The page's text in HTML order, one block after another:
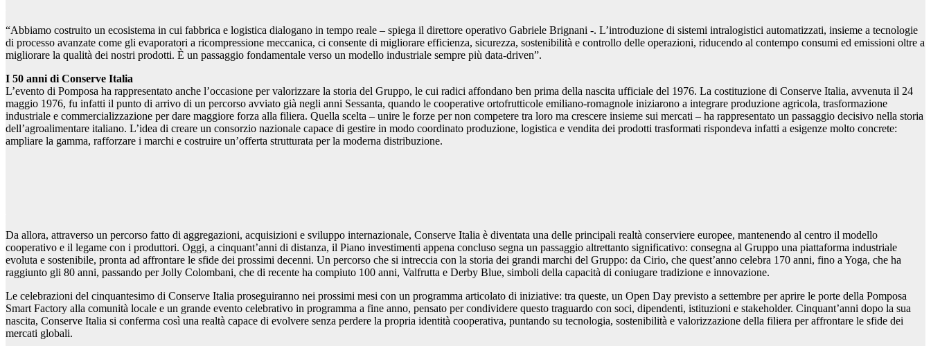
“Abbiamo costruito un ecosistema in cui fabbrica e logistica dialogano in tempo reale – spiega il direttore operativo Gabriele Brignani -. L’introduzione di sistemi intralogistici automatizzati, insieme a tecnologie
di processo avanzate come gli evaporatori a ricompressione meccanica, ci consente di migliorare efficienza, sicurezza, sostenibilità e controllo delle operazioni, riducendo al contempo consumi ed emissioni oltre a
migliorare la qualità dei nostri prodotti. È un passaggio fondamentale verso un modello industriale sempre più data-driven”.
I 50 anni di Conserve Italia
L’evento di Pomposa ha rappresentato anche l’occasione per valorizzare la storia del Gruppo, le cui radici affondano ben prima della nascita ufficiale del 1976. La costituzione di Conserve Italia, avvenuta il 24
maggio 1976, fu infatti il punto di arrivo di un percorso avviato già negli anni Sessanta, quando le cooperative ortofrutticole emiliano-romagnole iniziarono a integrare produzione agricola, trasformazione
industriale e commercializzazione per dare maggiore forza alla filiera. Quella scelta – unire le forze per non competere tra loro ma crescere insieme sui mercati – ha rappresentato un passaggio decisivo nella storia
dell’agroalimentare italiano. L’idea di creare un consorzio nazionale capace di gestire in modo coordinato produzione, logistica e vendita dei prodotti trasformati rispondeva infatti a esigenze molto concrete:
ampliare la gamma, rafforzare i marchi e costruire un’offerta strutturata per la moderna distribuzione.
Da allora, attraverso un percorso fatto di aggregazioni, acquisizioni e sviluppo internazionale, Conserve Italia è diventata una delle principali realtà conserviere europee, mantenendo al centro il modello
cooperativo e il legame con i produttori. Oggi, a cinquant’anni di distanza, il Piano investimenti appena concluso segna un passaggio altrettanto significativo: consegna al Gruppo una piattaforma industriale
evoluta e sostenibile, pronta ad affrontare le sfide dei prossimi decenni. Un percorso che si intreccia con la storia dei grandi marchi del Gruppo: da Cirio, che quest’anno celebra 170 anni, fino a Yoga, che ha
raggiunto gli 80 anni, passando per Jolly Colombani, che di recente ha compiuto 100 anni, Valfrutta e Derby Blue, simboli della capacità di coniugare tradizione e innovazione.
Le celebrazioni del cinquantesimo di Conserve Italia proseguiranno nei prossimi mesi con un programma articolato di iniziative: tra queste, un Open Day previsto a settembre per aprire le porte della Pomposa
Smart Factory alla comunità locale e un grande evento celebrativo in programma a fine anno, pensato per condividere questo traguardo con soci, dipendenti, istituzioni e stakeholder. Cinquant’anni dopo la sua
nascita, Conserve Italia si conferma così una realtà capace di evolvere senza perdere la propria identità cooperativa, puntando su tecnologia, sostenibilità e valorizzazione della filiera per affrontare le sfide dei
mercati globali.